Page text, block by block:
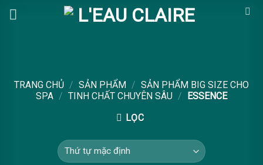
Skip
TRANG CHỦ / SẢN PHẨM / SẢN PHẨM BIG SIZE CHO
SPA / TINH CHẤT CHUYÊN SÂU / ESSENCE
LỌC